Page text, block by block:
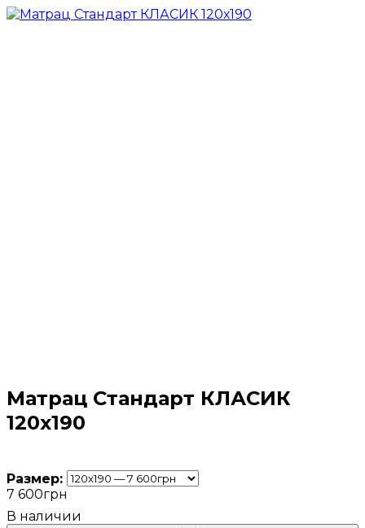
Матрац Стандарт КЛАСИК
120х190
Размер:
7 600грн